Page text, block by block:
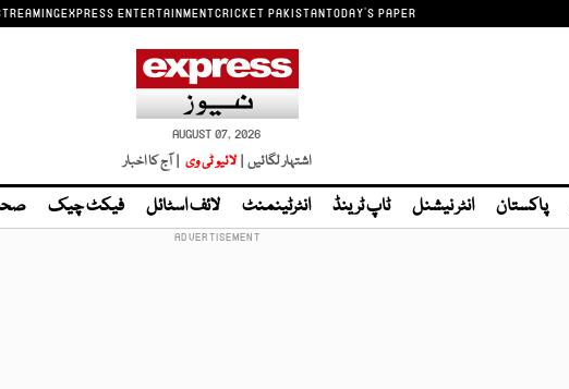
EXPRESS ENTERTAINMENTCRICKET PAKISTANTODAY'S PAPER
AUGUST 07, 2026
اشتہار لگائیں | لائیو ٹی وی | آج کا اخبار
پاکستان انٹر نیشنل ٹاپ ٹرینڈ انٹرٹینمنٹ لائف اسٹائل فیکٹ چیک